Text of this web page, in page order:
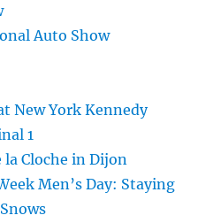
Auto Show
New York Kennedy
1
Cloche in Dijon
Men’s Day: Staying